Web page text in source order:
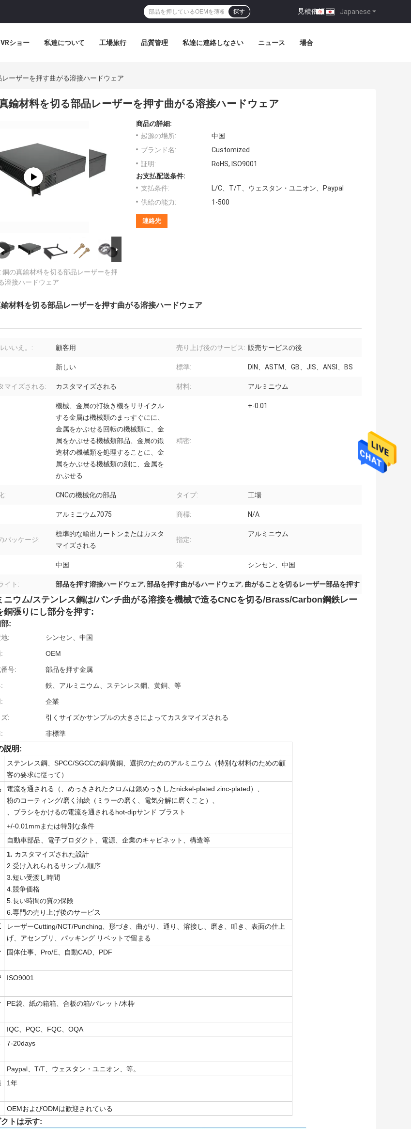
Japanese
見積依頼 |
探す
VRショー 私達について 工場旅行 品質管理 私達に連絡しなさい ニュース 場合
ーザーを押す曲がる溶接ハードウェア
鍮材料を切る部品レーザーを押す曲がる溶接ハードウェア
銅の真鍮材料を切る部品レーザーを押
溶接ハードウェア
商品の詳細:
起源の場所:
中国
ブランド名:
Customized
証明:
RoHS, ISO9001
お支払配送条件:
支払条件:
L/C、T/T、ウェスタン・ユニオン、Paypal
供給の能力:
1-500
連絡先
材料を切る部品レーザーを押す曲がる溶接ハードウェア
いいえ。: 顧客用 売り上げ後のサービス: 販売サービスの後
新しい 標準: DIN、ASTM、GB、JIS、ANSI、BS
マイズされる: カスタマイズされる 材料: アルミニウム
機械、金属の打抜き機をリサイクル
する金属は機械類のまっすぐにに、
金属をかぶせる回転の機械類に、金
属をかぶせる機械類部品、金属の鍛
造材の機械類を処理することに、金
属をかぶせる機械類の刻に、金属を
かぶせる
精密:
+-0.01
: CNCの機械化の部品 タイプ: 工場
アルミニウム7075 商標: N/A
パッケージ:
標準的な輸出カートンまたはカスタ
マイズされる
指定:
アルミニウム
中国 港: シンセン、中国
イト: 部品を押す溶接ハードウェア, 部品を押す曲がるハードウェア, 曲がることを切るレーザー部品を押す
ニウム/ステンレス鋼は/パンチ曲がる溶接を機械で造るCNCを切る/Brass/Carbon鋼鉄レー
銅張りにし部分を押す:
:
: シンセン、中国
OEM
号: 部品を押す金属
鉄、アルミニウム、ステンレス鋼、黄銅、等
企業
: 引くサイズかサンプルの大きさによってカスタマイズされる
非標準
説明:
ステンレス鋼、SPCC/SGCCの銅/黄銅、選択のためのアルミニウム（特別な材料のための顧
客の要求に従って）
電流を通される（、めっきされたクロムは銀めっきしたnickel-plated zinc-plated）、
粉のコーティング/磨く油絵（ミラーの磨く、電気分解に磨くこと）、
、ブラシをかけるの電流を通されるhot-dipサンド ブラスト
+/-0.01mmまたは特別な条件
自動車部品、電子プロダクト、電源、企業のキャビネット、構造等
1. カスタマイズされた設計
2.受け入れられるサンプル順序
3.短い受渡し時間
4.競争価格
5.長い時間の質の保険
6.専門の売り上げ後のサービス
レーザーCutting/NCT/Punching、形づき、曲がり、通り、溶接し、磨き、叩き、表面の仕上
げ、アセンブリ、パッキング リベットで留まる
固体仕事、Pro/E、自動CAD、PDF
ISO9001
PE袋、紙の箱箱、合板の箱/パレット/木枠
IQC、PQC、FQC、OQA
7-20days
Paypal、T/T、ウェスタン・ユニオン、等。
1年
OEMおよびODMは歓迎されている
トは示す: